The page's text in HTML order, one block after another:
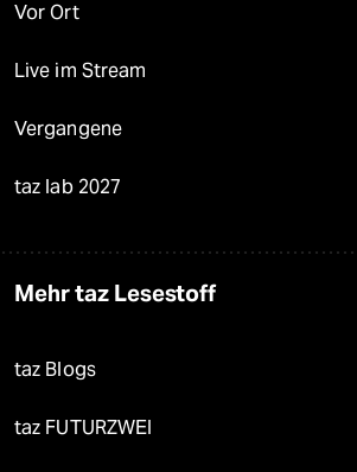
Vor Ort
Live im Stream
Vergangene
taz lab 2027
Mehr taz Lesestoff
taz Blogs
taz FUTURZWEI